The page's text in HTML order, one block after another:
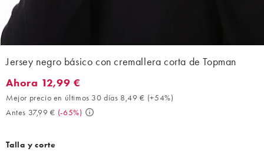
Jersey negro básico con cremallera corta de Topman
Ahora 12,99 €. Mejor precio en últimos 30 días 8,49 € (+54%).
Ahora 12,99 €
Mejor precio en últimos 30 días 8,49 € (+54%)
Antes 37,99 € (-65%)
Talla y corte